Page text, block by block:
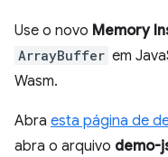
Use o novo Memory
ArrayBuffer em
Wasm.
Abra esta página de
abra o arquivo demo-